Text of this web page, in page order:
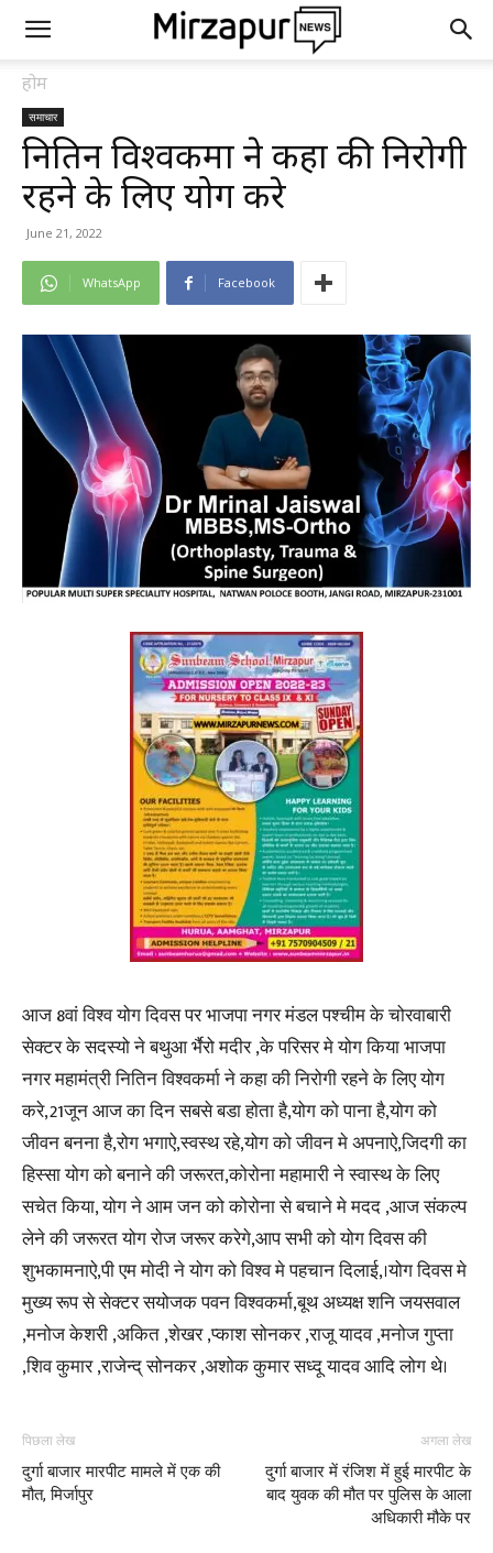
होम
समाचार
नितिन विश्वकर्मा ने कहा की निरोगी
रहने के लिए योग करे
June 21, 2022
WhatsApp Facebook
आज 8वां विश्व योग दिवस पर भाजपा नगर मंडल पश्चीम के चोरवाबारी
सेक्टर के सदस्यो ने बथुआ र्भैरो मदीर ,के परिसर मे योग किया भाजपा
नगर महामंत्री नितिन विश्वकर्मा ने कहा की निरोगी रहने के लिए योग
करे,21जून आज का दिन सबसे बडा होता है,योग को पाना है,योग को
जीवन बनना है,रोग भगाऐ,स्वस्थ रहे,योग को जीवन मे अपनाऐ,जिदगी का
हिस्सा योग को बनाने की जरूरत,कोरोना महामारी ने स्वास्थ के लिए
सचेत किया, योग ने आम जन को कोरोना से बचाने मे मदद ,आज संकल्प
लेने की जरूरत योग रोज जरूर करेगे,आप सभी को योग दिवस की
शुभकामनाऐ,पी एम मोदी ने योग को विश्व मे पहचान दिलाई,।योग दिवस मे
मुख्य रूप से सेक्टर सयोजक पवन विश्वकर्मा,बूथ अध्यक्ष शनि जयसवाल
,मनोज केशरी ,अकित ,शेखर ,प्काश सोनकर ,राजू यादव ,मनोज गुप्ता
,शिव कुमार ,राजेन्द् सोनकर ,अशोक कुमार सध्दू यादव आदि लोग थे।
पिछला लेख
दुर्गा बाजार मारपीट मामले में एक की
मौत, मिर्जापुर
अगला लेख
दुर्गा बाजार में रंजिश में हुई मारपीट के
बाद युवक की मौत पर पुलिस के आला
अधिकारी मौके पर